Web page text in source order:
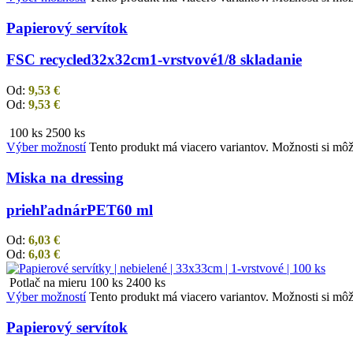
Papierový servítok
FSC recycled32x32cm1-vrstvové1/8 skladanie
Od: 9,53 €
Od: 9,53 €
100 ks 2500 ks
Výber možností Tento produkt má viacero variantov. Možnosti si
Miska na dressing
priehľadnárPET60 ml
Od: 6,03 €
Od: 6,03 €
Potlač na mieru 100 ks 2400 ks
Výber možností Tento produkt má viacero variantov. Možnosti si
Papierový servítok